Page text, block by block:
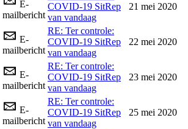
E-
mailbericht
COVID-19 SitRep
van vandaag
21 mei 2020
E-
mailbericht
RE: Ter controle:
COVID-19 SitRep
van vandaag
22 mei 2020
E-
mailbericht
RE: Ter controle:
COVID-19 SitRep
van vandaag
23 mei 2020
E-
mailbericht
RE: Ter controle:
COVID-19 SitRep
van vandaag
25 mei 2020